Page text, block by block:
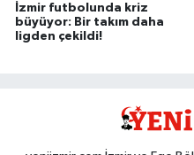
İzmir futbolunda kriz
büyüyor: Bir takım daha
ligden çekildi!